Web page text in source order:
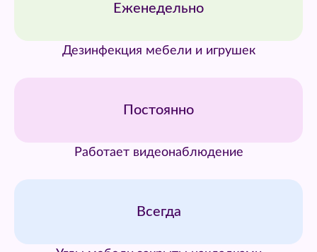
Еженедельно
Дезинфекция мебели и игрушек
Постоянно
Работает видеонаблюдение
Всегда